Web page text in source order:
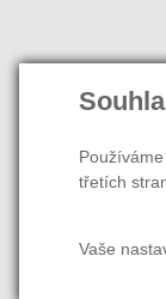
třetích
Vaše